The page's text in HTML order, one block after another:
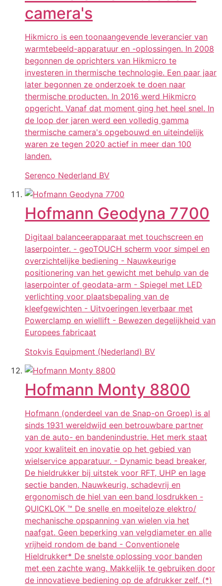
camera's
Hikmicro is een toonaangevende leverancier van
warmtebeeld-apparatuur en -oplossingen. In 2008
begonnen de oprichters van Hikmicro te
investeren in thermische technologie. Een paar jaar
later begonnen ze onderzoek te doen naar
thermische producten. In 2016 werd Hikmicro
opgericht. Vanaf dat moment ging het heel snel. In
de loop der jaren werd een volledig gamma
thermische camera's opgebouwd en uiteindelijk
waren ze tegen 2020 actief in meer dan 100
landen.
Serenco Nederland BV
Hofmann Geodyna 7700
Digitaal balanceerapparaat met touchscreen en
laserpointer. - geoTOUCH scherm voor simpel en
overzichtelijke bediening - Nauwkeurige
positionering van het gewicht met behulp van de
laserpointer of geodata-arm - Spiegel met LED
verlichting voor plaatsbepaling van de
kleefgewichten - Uitvoeringen leverbaar met
Powerclamp en wiellift - Bewezen degelijkheid van
Europees fabricaat
Stokvis Equipment (Nederland) BV
Hofmann Monty 8800
Hofmann (onderdeel van de Snap-on Groep) is al
sinds 1931 wereldwijd een betrouwbare partner
van de auto- en bandenindustrie. Het merk staat
voor kwaliteit en inovatie op het gebied van
wielservice apparatuur. - Dynamic bead breaker,
De hieldrukker bij uitstek voor RFT, UHP en lage
sectie banden, Nauwkeurig, schadevrij en
ergonomisch de hiel van een band losdrukken -
QUICKLOK ™ De snelle en moeiteloze elektro/
mechanische opspanning van wielen via het
naafgat. Geen beperking van velgdiameter en alle
vrijheid rondom de band - Conventionele
Hieldrukker* De snelste oplossing voor banden
met een zachte wang. Makkelijk te gebruiken door
de innovatieve bediening op de afdrukker zelf. (*)